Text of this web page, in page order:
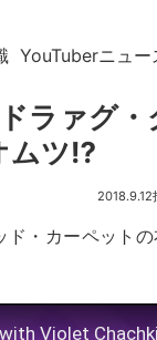
YouTuberニュー
ラァグ・
ムツ⁉︎
2018.9.12
・カーペット
Violet